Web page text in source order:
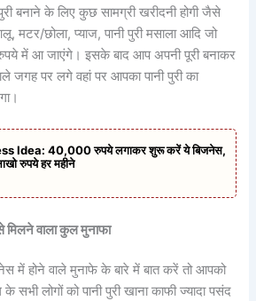
बनाने के लिए कुछ सामग्री खरीदनी होगी जैसे
छोला, प्याज, पानी पुरी मसाला आदि जो
में आ जाएंगे। इसके बाद आप अपनी पूरी बनाकर
जगह पर लगे वहां पर आपका पानी पुरी का
Idea: 40,000 रुपये लगाकर शुरू करें ये बिजनेस,
रुपये हर महीने
वाला कुल मुनाफा
में होने वाले मुनाफे के बारे में बात करें तो आपको
सभी लोगों को पानी पुरी खाना काफी ज्यादा पसंद